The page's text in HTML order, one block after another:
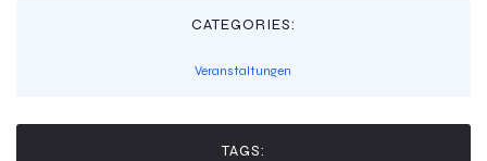
CATEGORIES:
Veranstaltungen
TAGS: